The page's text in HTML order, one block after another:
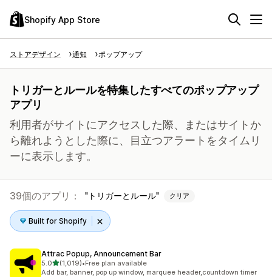
Shopify App Store
ストアデザイン 通知 ポップアップ
トリガーとルールを特集したすべてのポップアップ
アプリ
利用者がサイトにアクセスした際、またはサイトか
ら離れようとした際に、目立つアラートをタイムリ
ーに表示します。
39個のアプリ： トリガーとルール クリア
Built for Shopify
Attrac Popup, Announcement Bar
5.05つ星中
(1,019)
合計レビュー数：1019件
•Free plan available
Add bar, banner, pop up window, marquee header,countdown timer